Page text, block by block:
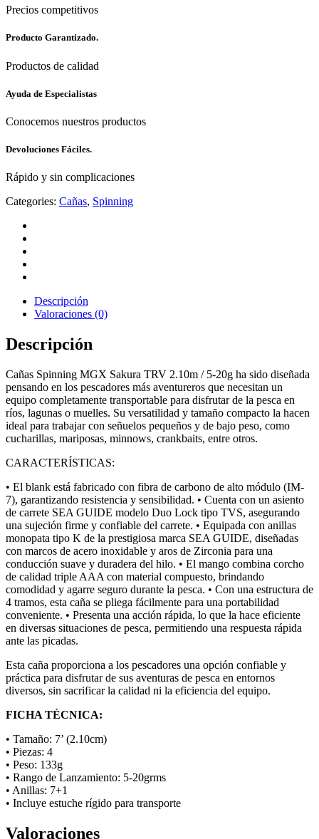
Precios competitivos
Producto Garantizado.
Productos de calidad
Ayuda de Especialistas
Conocemos nuestros productos
Devoluciones Fáciles.
Rápido y sin complicaciones
Categories: Cañas, Spinning
Descripción
Valoraciones (0)
Descripción
Cañas Spinning MGX Sakura TRV 2.10m / 5-20g ha sido diseñada
pensando en los pescadores más aventureros que necesitan un
equipo completamente transportable para disfrutar de la pesca en
ríos, lagunas o muelles. Su versatilidad y tamaño compacto la hacen
ideal para trabajar con señuelos pequeños y de bajo peso, como
cucharillas, mariposas, minnows, crankbaits, entre otros.
CARACTERÍSTICAS:
• El blank está fabricado con fibra de carbono de alto módulo (IM-
7), garantizando resistencia y sensibilidad. • Cuenta con un asiento
de carrete SEA GUIDE modelo Duo Lock tipo TVS, asegurando
una sujeción firme y confiable del carrete. • Equipada con anillas
monopata tipo K de la prestigiosa marca SEA GUIDE, diseñadas
con marcos de acero inoxidable y aros de Zirconia para una
conducción suave y duradera del hilo. • El mango combina corcho
de calidad triple AAA con material compuesto, brindando
comodidad y agarre seguro durante la pesca. • Con una estructura de
4 tramos, esta caña se pliega fácilmente para una portabilidad
conveniente. • Presenta una acción rápida, lo que la hace eficiente
en diversas situaciones de pesca, permitiendo una respuesta rápida
ante las picadas.
Esta caña proporciona a los pescadores una opción confiable y
práctica para disfrutar de sus aventuras de pesca en entornos
diversos, sin sacrificar la calidad ni la eficiencia del equipo.
FICHA TÉCNICA:
• Tamaño: 7’ (2.10cm)
• Piezas: 4
• Peso: 133g
• Rango de Lanzamiento: 5-20grms
• Anillas: 7+1
• Incluye estuche rígido para transporte
Valoraciones